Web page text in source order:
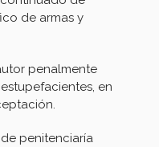
de armas y
penalmente
en
penitenciaría